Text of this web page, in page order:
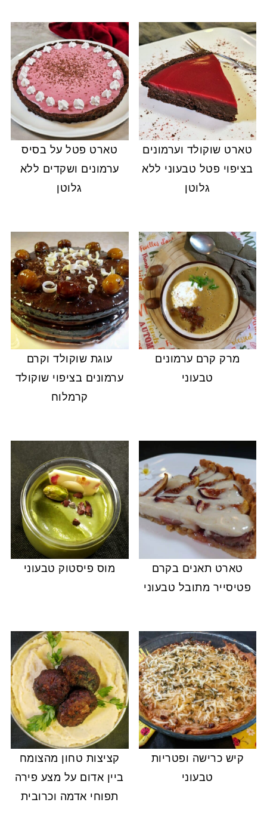
טארט שוקולד וערמונים
בציפוי פטל טבעוני ללא
גלוטן
טארט פטל על בסיס
ערמונים ושקדים ללא
גלוטן
מרק קרם ערמונים
טבעוני
עוגת שוקולד וקרם
ערמונים בציפוי שוקולד
קרמלוח
טארט תאנים בקרם
פטיסייר מתובל טבעוני
מוס פיסטוק טבעוני
קיש כרישה ופטריות
טבעוני
קציצות טחון מהצומח
ביין אדום על מצע פירה
תפוחי אדמה וכרובית